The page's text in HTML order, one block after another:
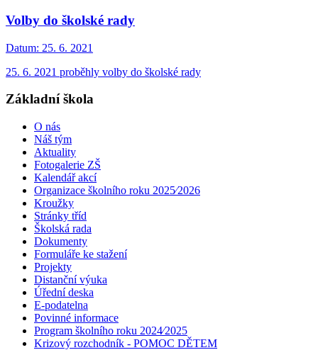
Volby do školské rady
Datum: 25. 6. 2021
25. 6. 2021 proběhly volby do školské rady
Základní škola
O nás
Náš tým
Aktuality
Fotogalerie ZŠ
Kalendář akcí
Organizace školního roku 2025⁄2026
Kroužky
Stránky tříd
Školská rada
Dokumenty
Formuláře ke stažení
Projekty
Distanční výuka
Úřední deska
E-podatelna
Povinné informace
Program školního roku 2024⁄2025
Krizový rozchodník - POMOC DĚTEM